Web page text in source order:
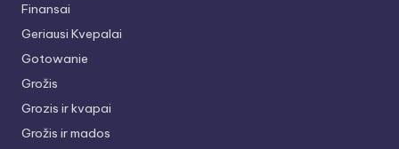
Finansai
Geriausi Kvepalai
Gotowanie
Grožis
Grozis ir kvapai
Grožis ir mados